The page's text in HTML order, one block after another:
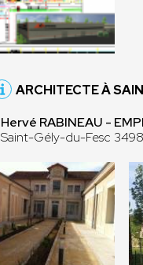
ARCHITECTE À
Hervé RABINEAU -
Saint-Gély-du-Fesc